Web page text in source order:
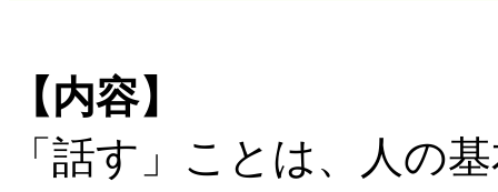
【内容】
「話す」ことは、人の